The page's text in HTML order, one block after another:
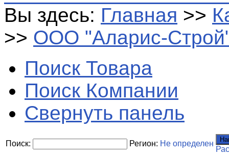
Вы здесь: Главная >>
>> ООО "Аларис-
Поиск Товара
Поиск Компании
Свернуть панель
Поиск: Регион: Не определен